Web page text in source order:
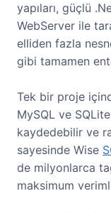
yapıları, güçlü
WebServer ile
elliden fazla
gibi tamamen
Tek bir proje
MySQL ve
kaydedebilir ve
sayesinde Wise
de milyonlarca
maksimum